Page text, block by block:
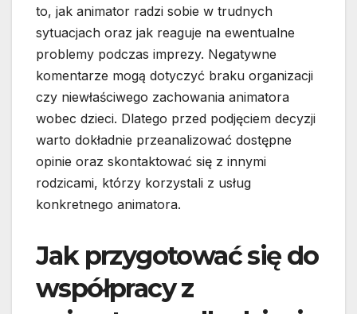
to, jak animator radzi sobie w trudnych
sytuacjach oraz jak reaguje na ewentualne
problemy podczas imprezy. Negatywne
komentarze mogą dotyczyć braku organizacji
czy niewłaściwego zachowania animatora
wobec dzieci. Dlatego przed podjęciem decyzji
warto dokładnie przeanalizować dostępne
opinie oraz skontaktować się z innymi
rodzicami, którzy korzystali z usług
konkretnego animatora.
Jak przygotować się do
współpracy z